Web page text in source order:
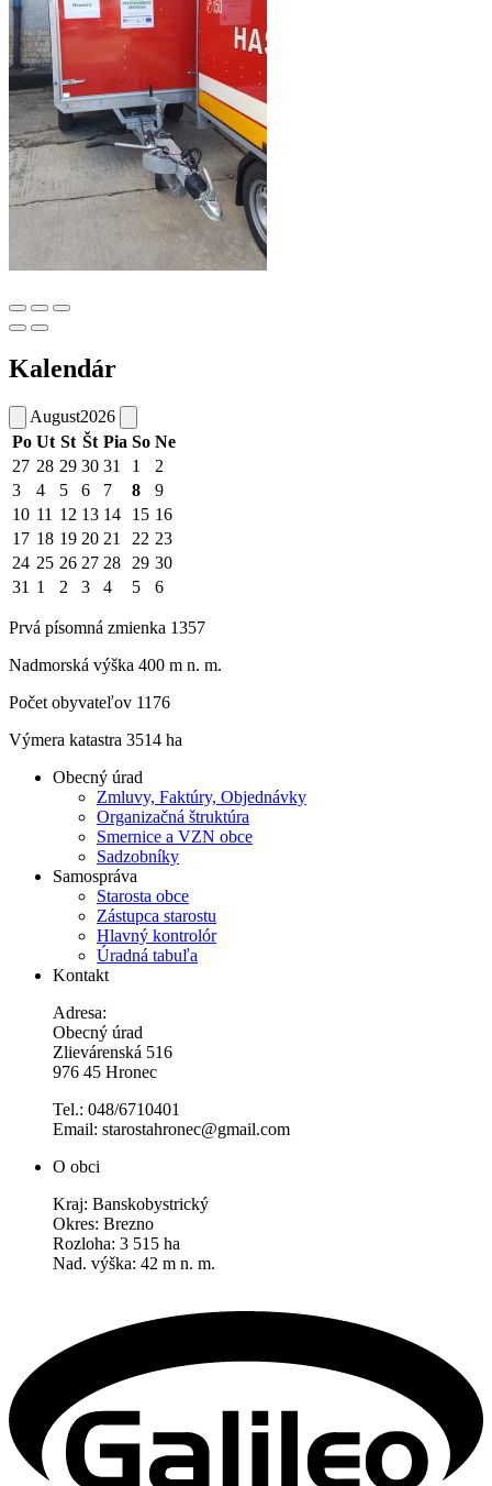
Kalendár
August2026
Po Ut St Št Pia So Ne
27 28 29 30 31 1
2
3
4 5 6 7 8
9
10 11 12 13 14 15 16
17 18 19 20 21 22 23
24 25 26 27 28 29 30
31 1 2 3 4 5 6
Prvá písomná zmienka 1357
Nadmorská výška 400 m n. m.
Počet obyvateľov 1176
Výmera katastra 3514 ha
Obecný úrad
Zmluvy, Faktúry, Objednávky
Organizačná štruktúra
Smernice a VZN obce
Sadzobníky
Samospráva
Starosta obce
Zástupca starostu
Hlavný kontrolór
Úradná tabuľa
Kontakt
Adresa:
Obecný úrad
Zlievárenská 516
976 45 Hronec
Tel.: 048/6710401
Email: starostahronec@gmail.com
O obci
Kraj: Banskobystrický
Okres: Brezno
Rozloha: 3 515 ha
Nad. výška: 42 m n. m.